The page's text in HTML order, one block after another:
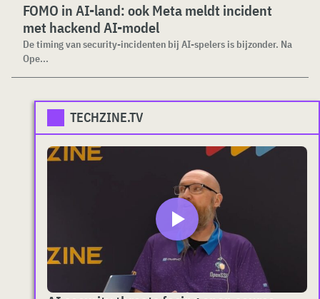
FOMO in AI-land: ook Meta meldt incident
met hackend AI-model
De timing van security-incidenten bij AI-spelers is bijzonder. Na
Ope...
TECHZINE.TV